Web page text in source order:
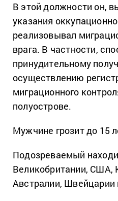
В этой должности он,
указания
реализовывал
врага. В частности,
принудительному
осуществлению
миграционного
полуострове.
Мужчине грозит до 15
Подозреваемый
Великобритании, США,
Австралии, Швейцарии